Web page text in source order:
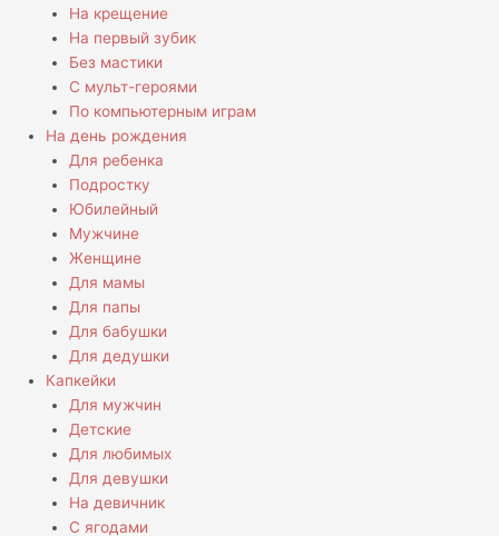
На крещение
На первый зубик
Без мастики
С мульт-героями
По компьютерным играм
На день рождения
Для ребенка
Подростку
Юбилейный
Мужчине
Женщине
Для мамы
Для папы
Для бабушки
Для дедушки
Капкейки
Для мужчин
Детские
Для любимых
Для девушки
На девичник
С ягодами